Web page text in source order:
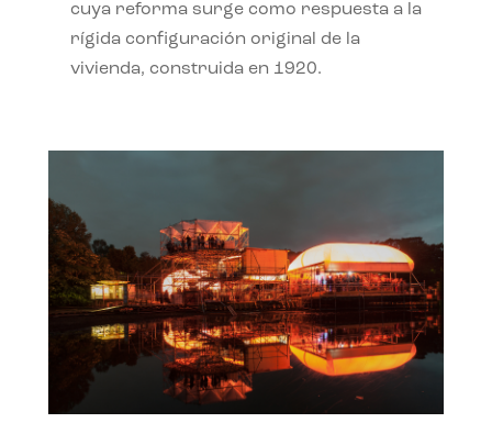
cuya reforma surge como respuesta a la
rígida configuración original de la
vivienda, construida en 1920.